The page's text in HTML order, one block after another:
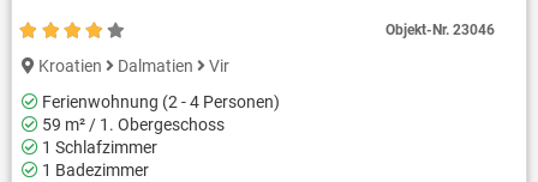
Kroatien Dalmatien
Vir
Ferienwohnung (2 - 4 Personen)
59 m² / 1. Obergeschoss
1 Schlafzimmer
1 Badezimmer
Objekt-Nr.23046